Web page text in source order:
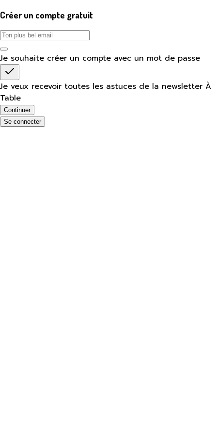
Créer un compte gratuit
Je souhaite créer un compte avec un mot de passe
Je veux recevoir toutes les astuces de la newsletter À
Table
Continuer
Se connecter